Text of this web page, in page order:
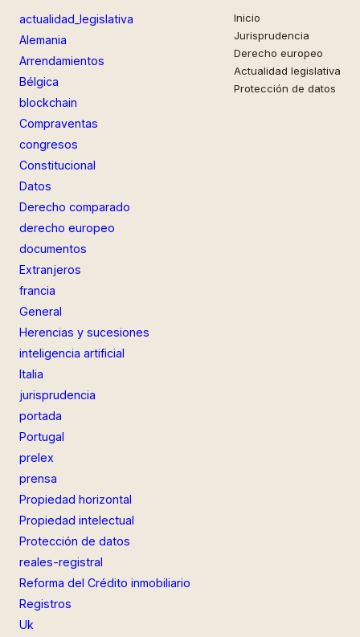
actualidad_legislativa
Alemania
Arrendamientos
Bélgica
blockchain
Compraventas
congresos
Constitucional
Datos
Derecho comparado
derecho europeo
documentos
Extranjeros
francia
General
Herencias y sucesiones
inteligencia artificial
Italia
jurisprudencia
portada
Portugal
prelex
prensa
Propiedad horizontal
Propiedad intelectual
Protección de datos
reales-registral
Reforma del Crédito inmobiliario
Registros
Uk
Inicio
Jurisprudencia
Derecho europeo
Actualidad legislativa
Protección de datos